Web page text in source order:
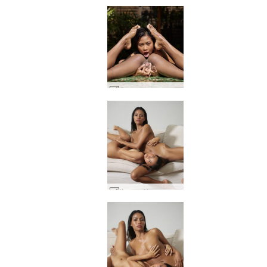
Силата на цветята Хироми и Клои #38
Клои и Хироми азиатски красавици #28